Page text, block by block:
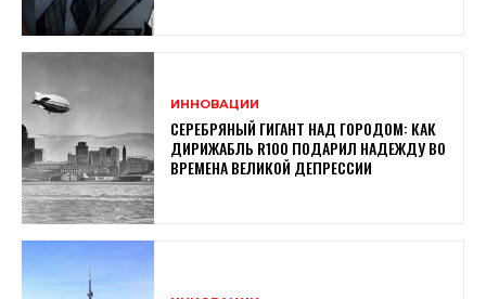
ИННОВАЦИИ
СЕРЕБРЯНЫЙ ГИГАНТ НАД ГОРОДОМ: КАК
ДИРИЖАБЛЬ R100 ПОДАРИЛ НАДЕЖДУ ВО
ВРЕМЕНА ВЕЛИКОЙ ДЕПРЕССИИ